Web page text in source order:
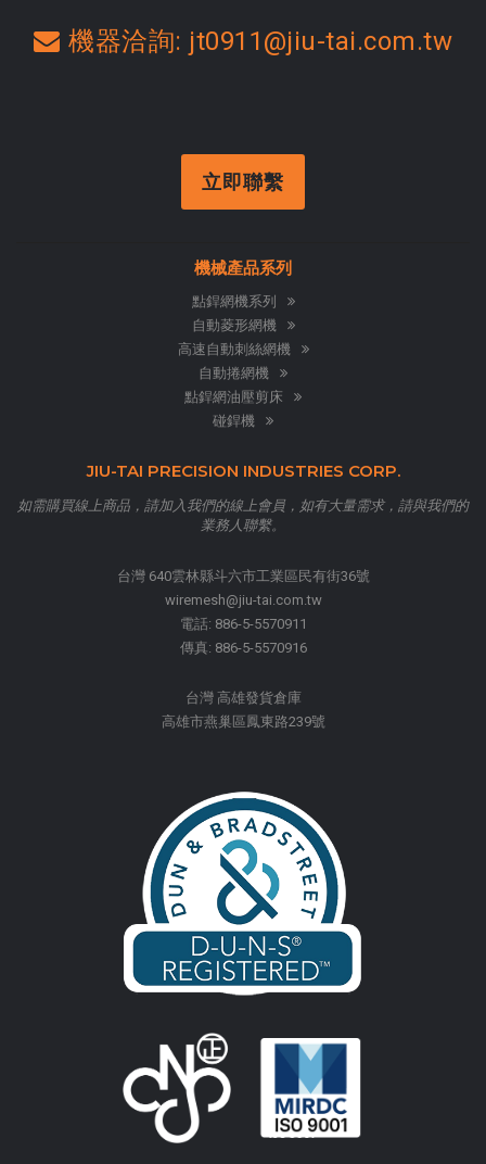
機器洽詢: jt0911@jiu-tai.com.tw
立即聯繫
機械產品系列
點銲網機系列
自動菱形網機
高速自動刺絲網機
自動捲網機
點銲網油壓剪床
碰銲機
JIU-TAI PRECISION INDUSTRIES CORP.
如需購買線上商品，請加入我們的線上會員，如有大量需求，請與我們的
業務人聯繫。
台灣 640雲林縣斗六市工業區民有街36號
wiremesh@jiu-tai.com.tw
電話: 886-5-5570911
傳真: 886-5-5570916
台灣 高雄發貨倉庫
高雄市燕巢區鳳東路239號